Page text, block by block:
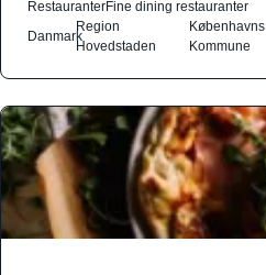
RestauranterFine dining restauranter
Danmark
Region
Hovedstaden
Københavns
Kommune